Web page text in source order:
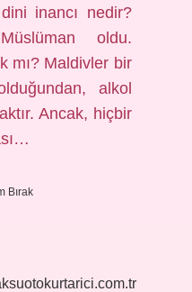
inancı nedir?
oldu.
mı? Maldivler bir
alkol
Ancak, hiçbir
Bırak